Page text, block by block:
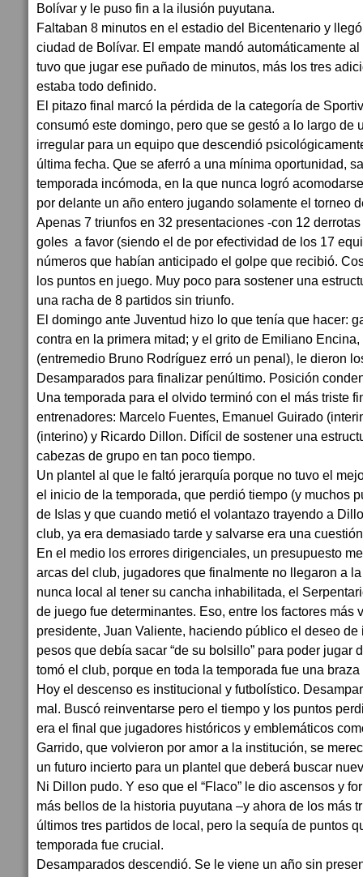
Bolívar y le puso fin a la ilusión puyutana.
Faltaban 8 minutos en el estadio del Bicentenario y
ciudad de Bolívar. El empate mandó automáticamente
tuvo que jugar ese puñado de minutos, más los tres
estaba todo definido.
El pitazo final marcó la pérdida de la categoría de
consumó este domingo, pero que se gestó a lo largo de
irregular para un equipo que descendió
última fecha. Que se aferró a una mínima oportunidad,
temporada incómoda, en la que nunca logró
por delante un año entero jugando solamente el torneo
Apenas 7 triunfos en 32 presentaciones -con 12
goles a favor (siendo el de por efectividad de los 17
números que habían anticipado el golpe que recibió.
los puntos en juego. Muy poco para sostener una
una racha de 8 partidos sin triunfo.
El domingo ante Juventud hizo lo que tenía que hacer:
contra en la primera mitad; y el grito de Emiliano
(entremedio Bruno Rodríguez erró un penal), le dieron
Desamparados para finalizar penúltimo. Posición
Una temporada para el olvido terminó con el más triste
entrenadores: Marcelo Fuentes, Emanuel Guirado
(interino) y Ricardo Dillon. Difícil de sostener una
cabezas de grupo en tan poco tiempo.
Un plantel al que le faltó jerarquía porque no tuvo el
el inicio de la temporada, que perdió tiempo (y muchos
de Islas y que cuando metió el volantazo trayendo a
club, ya era demasiado tarde y salvarse era una
En el medio los errores dirigenciales, un presupuesto
arcas del club, jugadores que finalmente no llegaron a
nunca local al tener su cancha inhabilitada, el
de juego fue determinantes. Eso, entre los factores más
presidente, Juan Valiente, haciendo público el deseo
pesos que debía sacar “de su bolsillo” para poder jugar
tomó el club, porque en toda la temporada fue una
Hoy el descenso es institucional y futbolístico.
mal. Buscó reinventarse pero el tiempo y los puntos
era el final que jugadores históricos y emblemáticos
Garrido, que volvieron por amor a la institución, se
un futuro incierto para un plantel que deberá buscar
Ni Dillon pudo. Y eso que el “Flaco” le dio ascensos y
más bellos de la historia puyutana –y ahora de los más
últimos tres partidos de local, pero la sequía de puntos
temporada fue crucial.
Desamparados descendió. Se le viene un año sin